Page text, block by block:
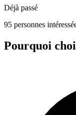
Déjà passé
95 personnes
Pourquoi